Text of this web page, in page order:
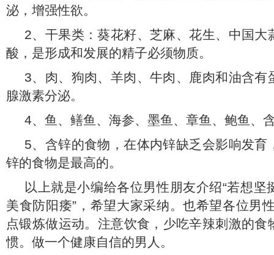
泌，增强性欲。
2、干果类：葵花籽、芝麻、花生、中国大
酸，是形成和发展的精子必须物质。
3、肉、狗肉、羊肉、牛肉、鹿肉和油含有
腺激素分泌。
4、鱼、鳝鱼、海参、墨鱼、章鱼、鲍鱼、
5、含锌的食物，在体内锌缺乏会影响发育
锌的食物是最高的。
以上就是小编给各位男性朋友介绍“若想坚
美食防阳痿”，希望大家采纳。也希望各位男
点锻炼做运动。注意饮食，少吃辛辣刺激的食
惯。做一个健康自信的男人。